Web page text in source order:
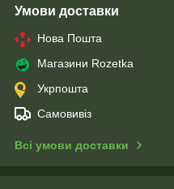
Умови доставки
Нова Пошта
Магазини Rozetka
Укрпошта
Самовивіз
Всі умови доставки